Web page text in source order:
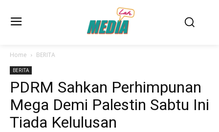
Home BERITA
BERITA
PDRM Sahkan Perhimpunan
Mega Demi Palestin Sabtu Ini
Tiada Kelulusan